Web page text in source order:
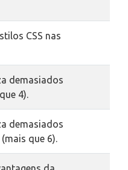
CSS nas
demasiados
4).
demasiados
que 6).